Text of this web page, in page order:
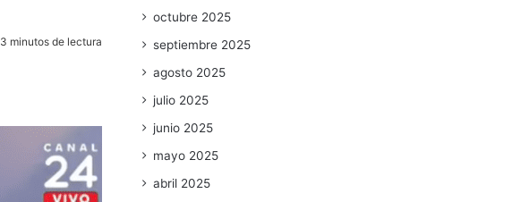
3 minutos de lectura
octubre 2025
septiembre 2025
agosto 2025
julio 2025
junio 2025
mayo 2025
abril 2025